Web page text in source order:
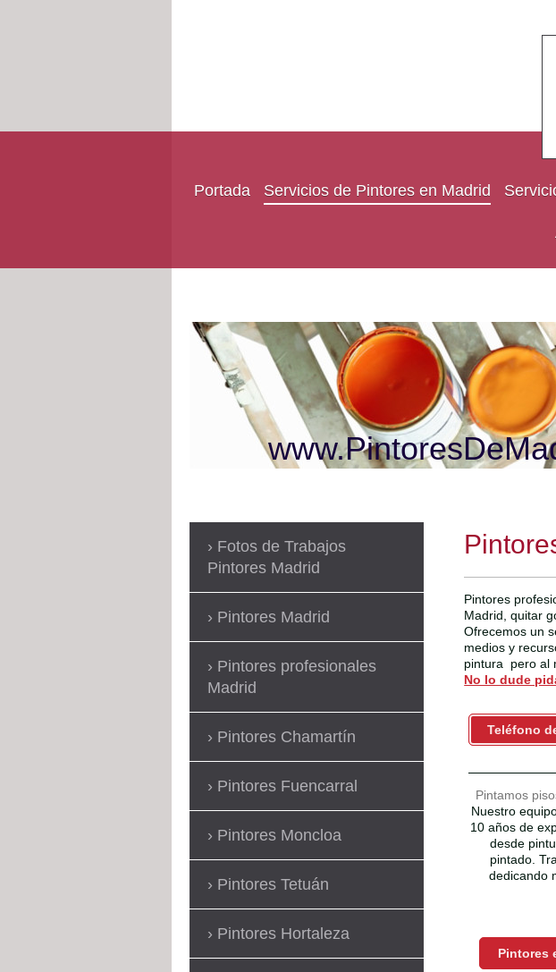
Portada Servicios de Pintores en Madrid
Pintores
Madrid, quitar
Ofrecemos un
medios y
pintura pero al
No lo dude
Teléfono
Pintamos
Nuestro
10 años de
desde
pintado.
dedicando
Pintores
Fotos de Trabajos
Pintores Madrid
Pintores Madrid
Pintores profesionales
Madrid
Pintores Chamartín
Pintores Fuencarral
Pintores Moncloa
Pintores Tetuán
Pintores Hortaleza